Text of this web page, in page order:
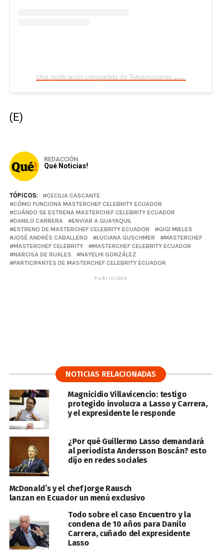
U
na publicación compartida de Teleamazonas (@teleamazonasec)
(E)
REDACCIÓN
Qué Noticias!
TÓPICOS:
CECILIA CASCANTE
CÓMO FUNCIONA MASTERCHEF CELEBRITY ECUADOR
CUÁNDO SE ESTRENA MASTERCHEF CELEBRITY ECUADOR
DANILO CARRERA
ENVIAR A GUAYAQUIL
ESTRENO DE MASTERCHEF CELEBRITY ECUADOR
GIGI MIELES
JOSÉ ANDRÉS CABALLERO
LUCIANA GUSCHMER
MASTERCHEF
MASTERCHEF CELEBRITY
MASTERCHEF CELEBRITY ECUADOR
NARCISA DE RUALES
NAYELHI GONZÁLEZ
PARTICIPANTES DE MASTERCHEF CELEBRITY ECUADOR
PUBLICIDAD
NOTICIAS RELACIONADAS
Magnicidio Villavicencio: testigo
protegido involucra a Lasso y Carrera,
y el expresidente le responde
¿Por qué Guillermo Lasso demandará
al periodista Andersson Boscán? esto
dijo en redes sociales
McDonald’s y el chef Jorge Rausch
lanzan en Ecuador un menú exclusivo
Todo sobre el caso Encuentro y la
condena de 10 años para Danilo
Carrera, cuñado del expresidente
Lasso